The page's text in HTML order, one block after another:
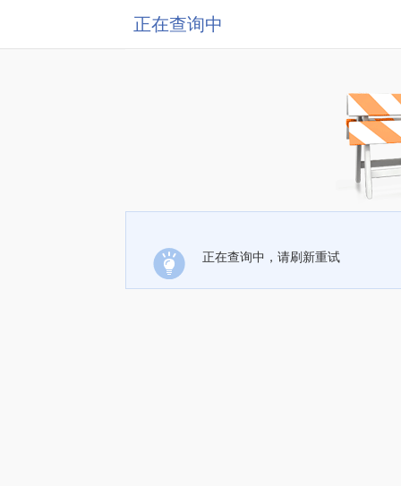
正在查询中
正在查询中，请刷新重试